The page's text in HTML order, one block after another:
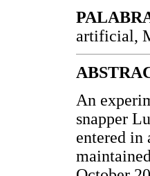
artificial,
An
snapper
entered in